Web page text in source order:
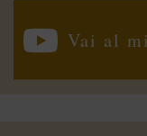
Vai al